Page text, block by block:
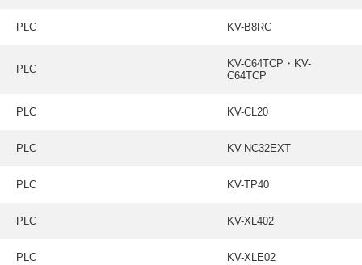
PLC KV-B8RC
PLC
KV-C64TCP・KV-
C64TCP
PLC KV-CL20
PLC KV-NC32EXT
PLC KV-TP40
PLC KV-XL402
PLC KV-XLE02